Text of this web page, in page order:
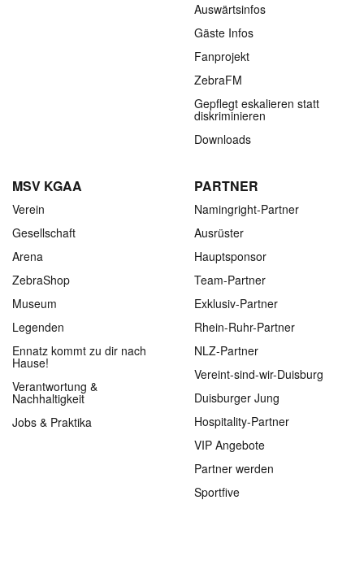
Auswärtsinfos
Gäste Infos
Fanprojekt
ZebraFM
Gepflegt eskalieren statt
diskriminieren
Downloads
MSV KGAA
Verein
Gesellschaft
Arena
ZebraShop
Museum
Legenden
Ennatz kommt zu dir nach
Hause!
Verantwortung &
Nachhaltigkeit
Jobs & Praktika
PARTNER
Namingright-Partner
Ausrüster
Hauptsponsor
Team-Partner
Exklusiv-Partner
Rhein-Ruhr-Partner
NLZ-Partner
Vereint-sind-wir-Duisburg
Duisburger Jung
Hospitality-Partner
VIP Angebote
Partner werden
Sportfive